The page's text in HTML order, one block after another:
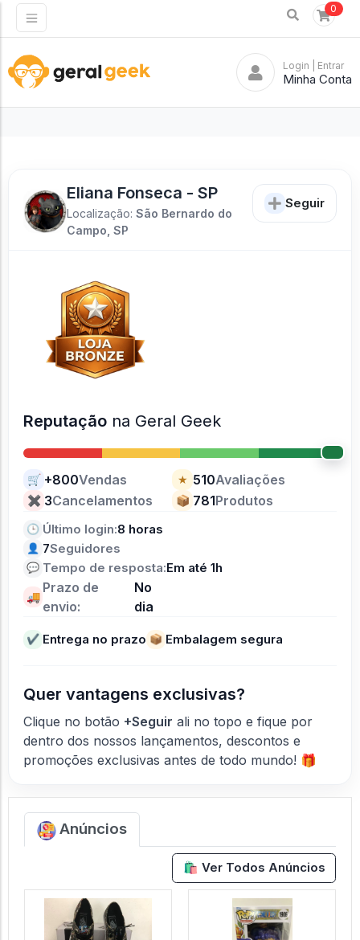
0
Login | Entrar
Minha Conta
Eliana Fonseca - SP
Localização: São Bernardo do
Campo, SP
Seguir
Reputação na Geral Geek
🛒 +800Vendas ★ 510Avaliações
✖ 3Cancelamentos 📦 781Produtos
🕒 Último login:8 horas
👤 7Seguidores
💬 Tempo de resposta:Em até 1h
🚚
Prazo de
envio:
No
dia
✔ Entrega no prazo 📦 Embalagem segura
Quer vantagens exclusivas?
Clique no botão +Seguir ali no topo e fique por
dentro dos nossos lançamentos, descontos e
promoções exclusivas antes de todo mundo! 🎁
Anúncios
🛍️ Ver Todos Anúncios